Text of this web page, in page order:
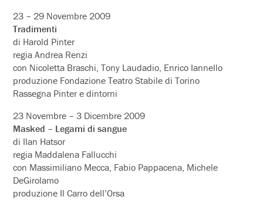
23 – 29 Novembre 2009
Tradimenti
di Harold Pinter
regia Andrea Renzi
con Nicoletta Braschi, Tony Laudadio, Enrico Iannello
produzione Fondazione Teatro Stabile di Torino
Rassegna Pinter e dintorni
23 Novembre – 3 Dicembre 2009
Masked – Legami di sangue
di Ilan Hatsor
regia Maddalena Fallucchi
con Massimiliano Mecca, Fabio Pappacena, Michele
DeGirolamo
produzione Il Carro dell’Orsa